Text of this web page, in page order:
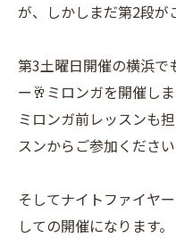
が、しかしまだ第2段が
第3土曜日開催の横浜で
ー🥂ミロンガを開催し
ミロンガ前レッスンも
スンからご参加ください
そしてナイトファイヤ
しての開催になります。